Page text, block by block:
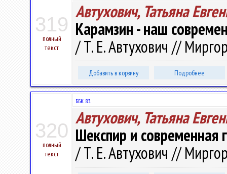
319
полный
текст
Автухович, Татьяна
Карамзин - наш
/ Т. Е. Автухович //
Добавить в корзину Подробнее
320
полный
текст
ББК 83.
Автухович, Татьяна
Шекспир и современная
/ Т. Е. Автухович //